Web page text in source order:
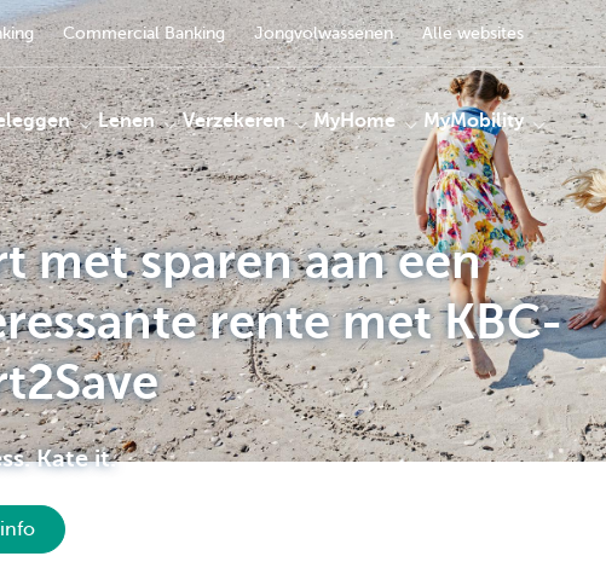
Commercial Banking Jongvolwassenen Alle websites
Lenen Verzekeren MyHome MyMobility
met sparen aan een
rente met KBC-
Kate it.